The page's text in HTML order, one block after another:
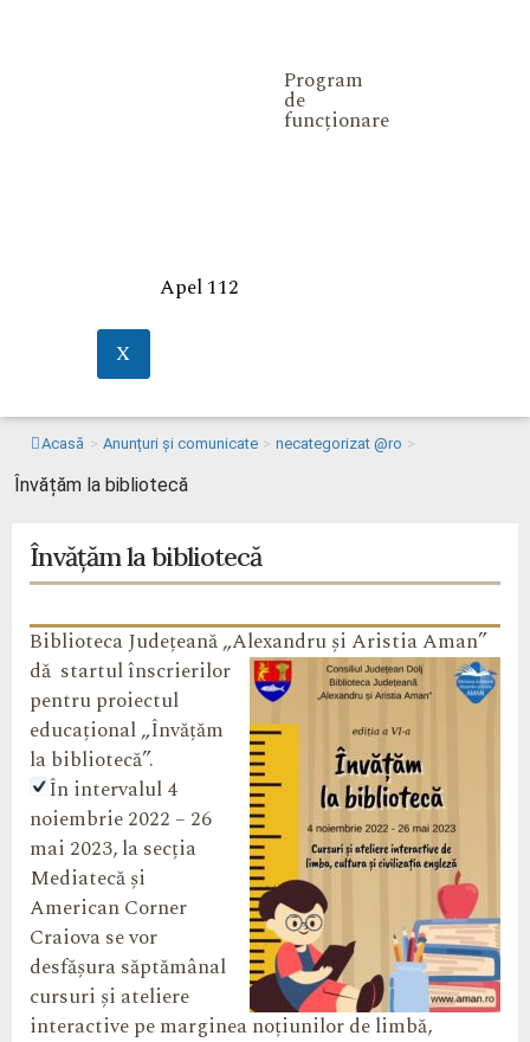
Program
de
funcționare
Apel 112
X
Acasă > Anunțuri și comunicate > necategorizat @ro >
Învățăm la bibliotecă
Învățăm la bibliotecă
Biblioteca Județeană „Alexandru și Aristia Aman”
dă startul înscrierilor
pentru proiectul
educațional „Învățăm
la bibliotecă”.
În intervalul 4
noiembrie 2022 – 26
mai 2023, la secția
Mediatecă și
American Corner
Craiova se vor
desfășura săptămânal
cursuri și ateliere
interactive pe marginea noțiunilor de limbă,